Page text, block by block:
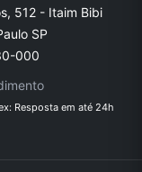
512 - Itaim Bibi
SP
000
Resposta em até 24h